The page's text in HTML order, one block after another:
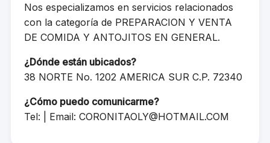
Nos especializamos en servicios relacionados
con la categoría de PREPARACION Y VENTA
DE COMIDA Y ANTOJITOS EN GENERAL.
¿Dónde están ubicados?
38 NORTE No. 1202 AMERICA SUR C.P. 72340
¿Cómo puedo comunicarme?
Tel: | Email: CORONITAOLY@HOTMAIL.COM